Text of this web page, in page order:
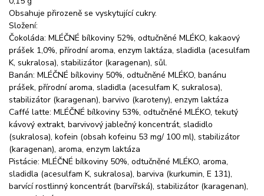
Obsahuje přirozeně se vyskytující cukry.
Složení:
Čokoláda: MLÉČNÉ bílkoviny 52%, odtučněné MLÉKO, kakaový
prášek 1,0%, přírodní aroma, enzym laktáza, sladidla (acesulfam
K, sukralosa), stabilizátor (karagenan), sůl.
Banán: MLÉČNÉ bílkoviny 50%, odtučněné MLÉKO, banánu
prášek, přírodní aroma, sladidla (acesulfam K, sukralosa),
stabilizátor (karagenan), barvivo (karoteny), enzym laktáza
Caffé latte: MLÉČNÉ bílkoviny 53%, odtučněné MLÉKO, tekutý
kávový extrakt, barvivový jablečný koncentrát, sladidlo
(sukralosa), kofein (obsah kofeinu 53 mg/ 100 ml), stabilizátor
(karagenan), aroma, enzym laktáza
Pistácie: MLÉČNÉ bílkoviny 50%, odtučněné MLÉKO, aroma,
sladidla (acesulfam K, sukralosa), barviva (kurkumin, E 131),
barvící rostlinný koncentrát (barvířská), stabilizátor (karagenan),